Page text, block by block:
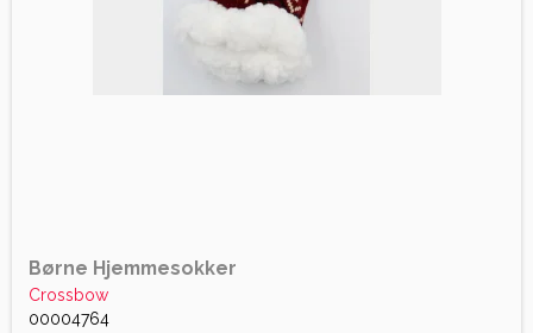
Børne Hjemmesokker
Crossbow
00004764